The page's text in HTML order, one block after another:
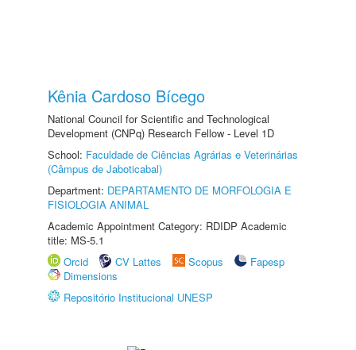
Kênia Cardoso Bícego
National Council for Scientific and Technological
Development (CNPq) Research Fellow - Level 1D
School: Faculdade de Ciências Agrárias e Veterinárias
(Câmpus de Jaboticabal)
Department: DEPARTAMENTO DE MORFOLOGIA E
FISIOLOGIA ANIMAL
Academic Appointment Category: RDIDP Academic
title: MS-5.1
Orcid
CV Lattes Scopus
Fapesp
Dimensions
Repositório Institucional UNESP